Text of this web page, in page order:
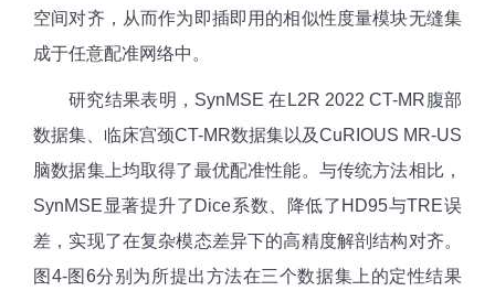
空间对齐，从而作为即插即用的相似性度量模块无缝集
成于任意配准网络中。
研究结果表明，SynMSE 在L2R 2022 CT-MR腹部
数据集、临床宫颈CT-MR数据集以及CuRIOUS MR-US
脑数据集上均取得了最优配准性能。与传统方法相比，
SynMSE显著提升了Dice系数、降低了HD95与TRE误
差，实现了在复杂模态差异下的高精度解剖结构对齐。
图4-图6分别为所提出方法在三个数据集上的定性结果